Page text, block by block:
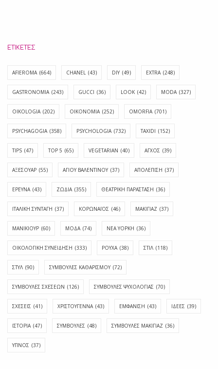
ΕΤΙΚΈΤΕΣ
AFIEROMA (664) CHANEL (43) DIY (49) EXTRA (248)
GASTRONOMIA (243) GUCCI (36) LOOK (42) MODA (327)
OIKOLOGIA (202) OIKONOMIA (252) OMORFIA (701)
PSYCHAGOGIA (358) PSYCHOLOGIA (732) TAXIDI (152)
TIPS (47) TOP 5 (65) VEGETARIAN (40) ΑΓΧΟΣ (39)
ΑΞΕΣΟΥΑΡ (55) ΑΓΊΟΥ ΒΑΛΕΝΤΊΝΟΥ (37) ΑΠΟΛΈΠΙΣΗ (37)
ΕΡΕΥΝΑ (43) ΖΩΔΙΑ (355) ΘΕΑΤΡΙΚΗ ΠΑΡΑΣΤΑΣΗ (36)
ΙΤΑΛΙΚΗ ΣΥΝΤΑΓΗ (37) ΚΟΡΩΝΑΪΟΣ (46) ΜΑΚΙΓΙΑΖ (37)
ΜΑΝΙΚΙΟΥΡ (60) ΜΟΔΑ (74) ΝΕΑ ΥΟΡΚΗ (36)
ΟΙΚΟΛΟΓΙΚΗ ΣΥΝΕΙΔΗΣΗ (333) ΡΟΥΧΑ (38) ΣΤΙΛ (118)
ΣΤΥΛ (90) ΣΥΜΒΟΥΛΕΣ ΚΑΘΑΡΙΣΜΟΥ (72)
ΣΥΜΒΟΥΛΕΣ ΣΧΕΣΕΩΝ (126) ΣΥΜΒΟΥΛΕΣ ΨΥΧΟΛΟΓΙΑΣ (70)
ΣΧΕΣΕΙΣ (41) ΧΡΙΣΤΟΥΓΕΝΝΑ (43) ΕΜΦΆΝΙΣΗ (43) ΙΔΈΕΣ (39)
ΙΣΤΟΡΊΑ (47) ΣΥΜΒΟΥΛΈΣ (48) ΣΥΜΒΟΥΛΈΣ ΜΑΚΙΓΙΆΖ (36)
ΎΠΝΟΣ (37)